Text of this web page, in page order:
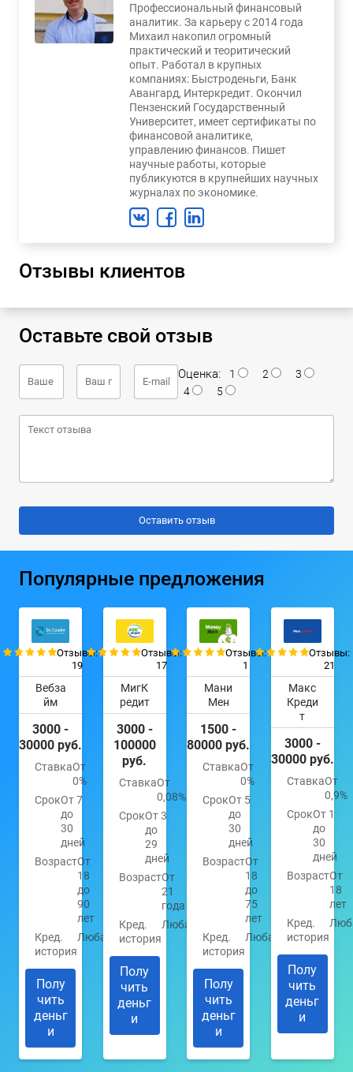
Профессиональный финансовый
аналитик. За карьеру с 2014 года
Михаил накопил огромный
практический и теоритический
опыт. Работал в крупных
компаниях: Быстроденьги, Банк
Авангард, Интеркредит. Окончил
Пензенский Государственный
Университет, имеет сертификаты по
финансовой аналитике,
управлению финансов. Пишет
научные работы, которые
публикуются в крупнейших научных
журналах по экономике.
Отзывы клиентов
Оставьте свой отзыв
Оценка: 1 2
3
4
5
Популярные предложения
Отзывы:
19
Вебза
йм
3000 -
30000 руб.
СтавкаОт
0%
СрокОт 7
до
30
дней
ВозрастОт
18
до
90
лет
Кред.
история
Любая
Полу
чить
деньг
и
Отзывы:
17
МигК
редит
3000 -
100000
руб.
СтавкаОт
0,08%
СрокОт 3
до
29
дней
ВозрастОт
21
года
Кред.
история
Любая
Полу
чить
деньг
и
Отзывы:
1
Мани
Мен
1500 -
80000 руб.
СтавкаОт
0%
СрокОт 5
до
30
дней
ВозрастОт
18
до
75
лет
Кред.
история
Любая
Полу
чить
деньг
и
Отзывы:
21
Макс
Креди
т
3000 -
30000 руб.
СтавкаОт
0,9%
СрокОт 1
до
30
дней
ВозрастОт
18
лет
Кред.
история
Полу
чить
деньг
и